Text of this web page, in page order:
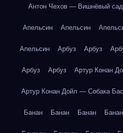
Антон Чехов — Вишнёвый сад
Апельсин Апельсин
Апельсин Арбуз Арбуз
Арбуз Арбуз Артур Конан
Артур Конан Дойл — Собака
Банан Банан Банан Банан